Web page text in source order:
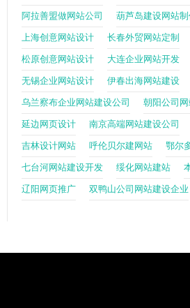
阿拉善盟做网站公司 葫芦岛建设网站
上海创意网站设计 长春外贸网站定制
松原创意网站设计 大连企业网站开发
无锡企业网站设计 伊春出海网站建设
乌兰察布企业网站建设公司 朝阳公司
延边网页设计 南京高端网站建设公司
吉林设计网站 呼伦贝尔建网站 鄂尔
七台河网站建设开发 绥化网站建站
辽阳网页推广 双鸭山公司网站建设企业